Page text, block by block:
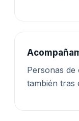
Personas
también tras